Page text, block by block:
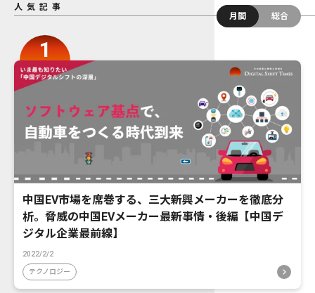
人気記事
月間
総合
中国EV市場を席巻する、三大新興メーカーを徹底分
析。脅威の中国EVメーカー最新事情・後編【中国デ
ジタル企業最前線】
2022/2/2
テクノロジー